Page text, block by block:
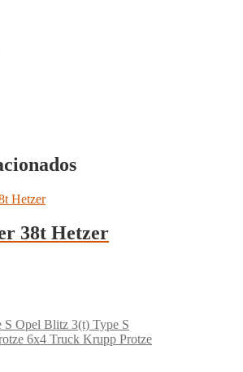
38t Hetzer
Opel Blitz 3(t) Type S
6x4 Truck Krupp Protze